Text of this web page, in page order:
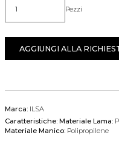
Quantità Pezzi
AGGIUNGI ALLA
Marca: ILSA
Caratteristiche: Materiale Lama:
Materiale Manico: Polipropilene